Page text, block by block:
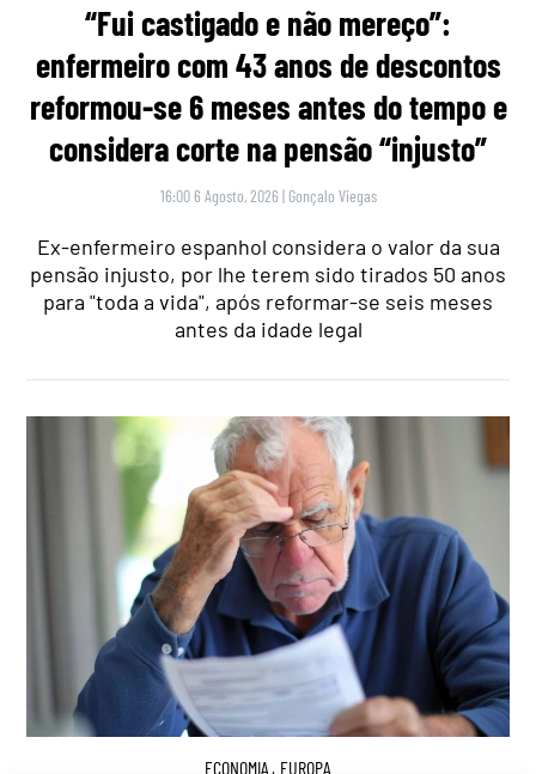
“Fui castigado e não mereço”:
enfermeiro com 43 anos de descontos
reformou-se 6 meses antes do tempo e
considera corte na pensão “injusto”
16:00 6 Agosto, 2026 | Gonçalo Viegas
Ex-enfermeiro espanhol considera o valor da sua
pensão injusto, por lhe terem sido tirados 50 anos
para "toda a vida", após reformar-se seis meses
antes da idade legal
ECONOMIA , EUROPA